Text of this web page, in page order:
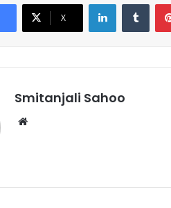
X
Smitanjali Sahoo